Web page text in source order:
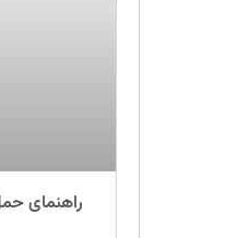
راهنمای